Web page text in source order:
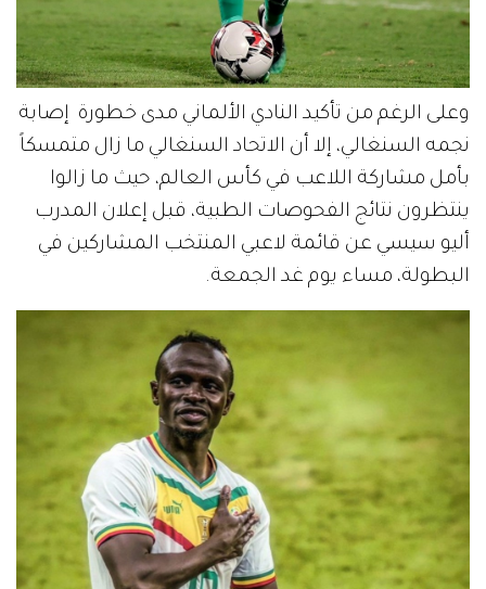
وعلى الرغم من تأكيد النادي الألماني مدى خطورة إصابة
نجمه السنغالي، إلا أن الاتحاد السنغالي ما زال متمسكاً
بأمل مشاركة اللاعب في كأس العالم، حيث ما زالوا
ينتظرون نتائج الفحوصات الطبية، قبل إعلان المدرب
أليو سيسي عن قائمة لاعبي المنتخب المشاركين في
البطولة، مساء يوم غد الجمعة.